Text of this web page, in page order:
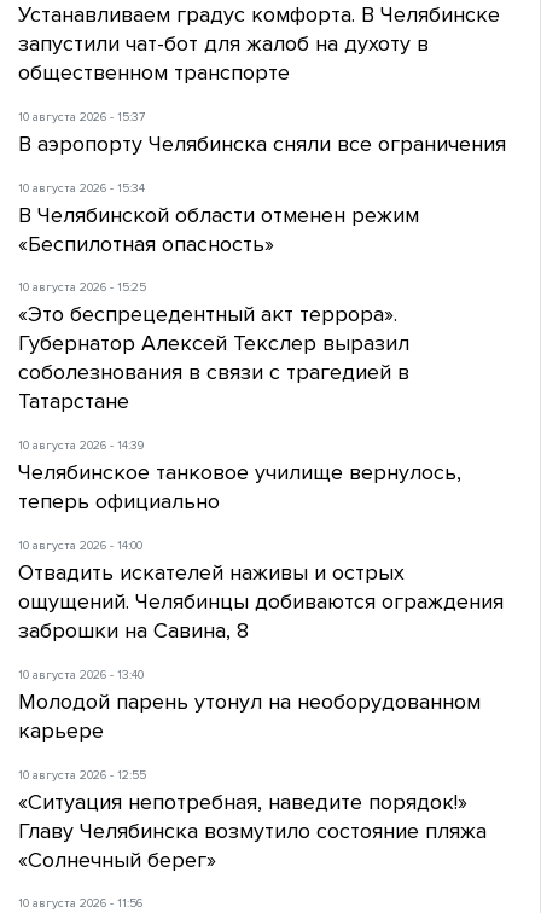
Устанавливаем градус комфорта. В Челябинске
запустили чат-бот для жалоб на духоту в
общественном транспорте
10 августа 2026 - 15:37
В аэропорту Челябинска сняли все ограничения
10 августа 2026 - 15:34
В Челябинской области отменен режим
«Беспилотная опасность»
10 августа 2026 - 15:25
«Это беспрецедентный акт террора».
Губернатор Алексей Текслер выразил
соболезнования в связи с трагедией в
Татарстане
10 августа 2026 - 14:39
Челябинское танковое училище вернулось,
теперь официально
10 августа 2026 - 14:00
Отвадить искателей наживы и острых
ощущений. Челябинцы добиваются ограждения
заброшки на Савина, 8
10 августа 2026 - 13:40
Молодой парень утонул на необорудованном
карьере
10 августа 2026 - 12:55
«Ситуация непотребная, наведите порядок!»
Главу Челябинска возмутило состояние пляжа
«Солнечный берег»
10 августа 2026 - 11:56